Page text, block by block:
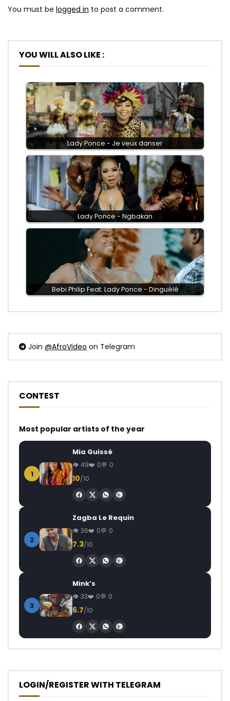
You must be logged in to post a comment.
YOU WILL ALSO LIKE :
Lady Ponce - Je veux danser
Lady Ponce - Ngbakan
Bebi Philip Feat. Lady Ponce - Dinguélé
Join @AfroVideo on Telegram
CONTEST
Most popular artists of the year
1
Mia Guissé
49 0 0
10/10
2
Zagba Le Requin
36 0 0
7.3/10
3
Mink’s
33 0 0
6.7/10
LOGIN/REGISTER WITH TELEGRAM